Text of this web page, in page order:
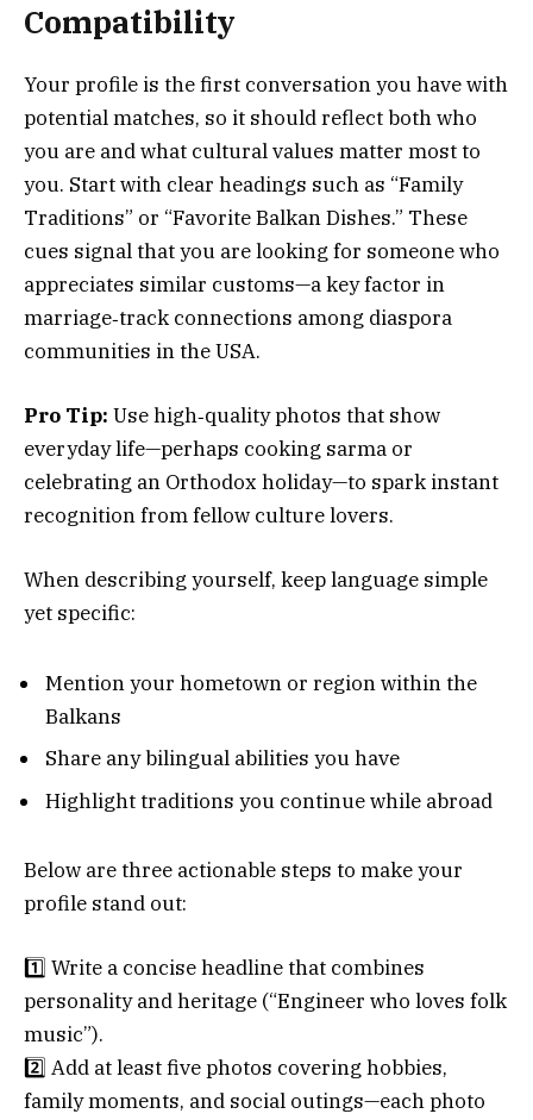
Compatibility
Your profile is the first conversation you have with
potential matches, so it should reflect both who
you are and what cultural values matter most to
you. Start with clear headings such as “Family
Traditions” or “Favorite Balkan Dishes.” These
cues signal that you are looking for someone who
appreciates similar customs—a key factor in
marriage‑track connections among diaspora
communities in the USA.
Pro Tip: Use high‑quality photos that show
everyday life—perhaps cooking sarma or
celebrating an Orthodox holiday—to spark instant
recognition from fellow culture lovers.
When describing yourself, keep language simple
yet specific:
Mention your hometown or region within the
Balkans
Share any bilingual abilities you have
Highlight traditions you continue while abroad
Below are three actionable steps to make your
profile stand out:
1️⃣ Write a concise headline that combines
personality and heritage (“Engineer who loves folk
music”).
2️⃣ Add at least five photos covering hobbies,
family moments, and social outings—each photo